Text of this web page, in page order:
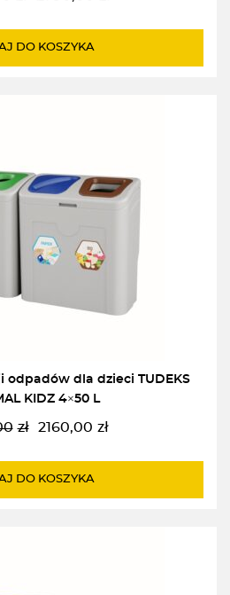
Pierwotna
wynosiła:
Aktualna
wynosi:
DO KOSZYKA
odpadów dla dzieci TUDEKS
KIDZ 4×50 L
zł
Pierwotna
wynosiła:
2160,00 zł
Aktualna
wynosi:
DO KOSZYKA